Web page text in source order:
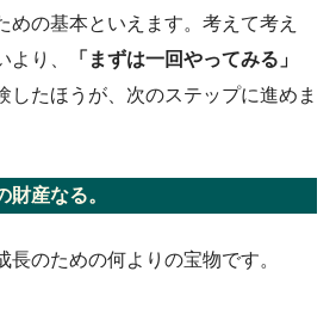
めの基本といえます。考えて考え
より、
「まずは一回やってみる」
したほうが、次のステップに進めま
産なる。
のための何よりの宝物です。